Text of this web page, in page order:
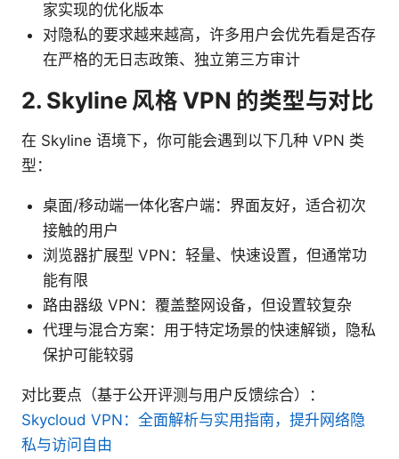
家实现的优化版本
对隐私的要求越来越高，许多用户会优先看是否存
在严格的无日志政策、独立第三方审计
2. Skyline 风格 VPN 的类型与对比
在 Skyline 语境下，你可能会遇到以下几种 VPN 类
型：
桌面/移动端一体化客户端：界面友好，适合初次
接触的用户
浏览器扩展型 VPN：轻量、快速设置，但通常功
能有限
路由器级 VPN：覆盖整网设备，但设置较复杂
代理与混合方案：用于特定场景的快速解锁，隐私
保护可能较弱
对比要点（基于公开评测与用户反馈综合）：
Skycloud VPN：全面解析与实用指南，提升网络隐
私与访问自由